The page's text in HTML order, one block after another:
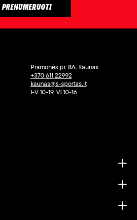
Pramonės pr. 8A, Kaunas
+370 611 22992
kaunas@s-sportas.lt
I-V 10-19, VI 10-16